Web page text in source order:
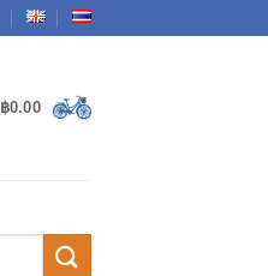
฿0.00